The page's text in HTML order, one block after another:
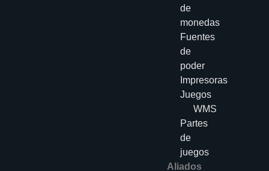
de
monedas
Fuentes
de
poder
Impresoras
Juegos
WMS
Partes
de
juegos
Aliados